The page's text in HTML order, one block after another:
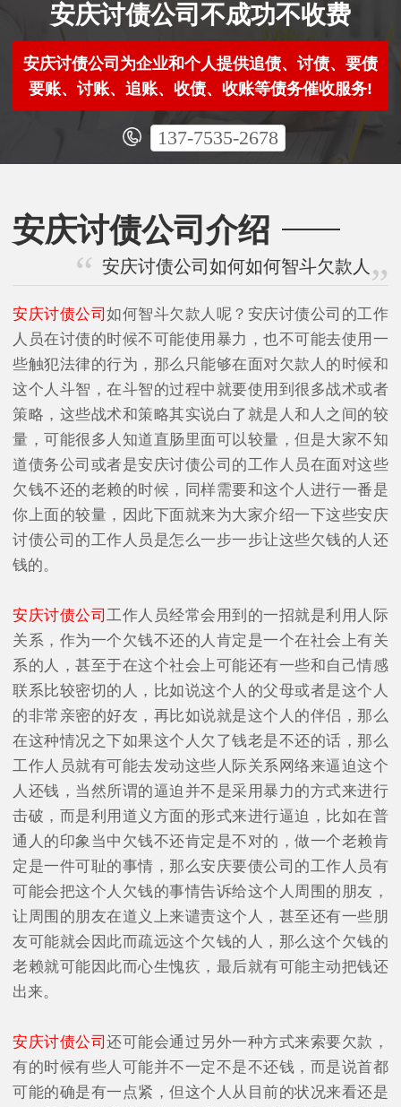
安庆讨债公司不成功不收费
安庆讨债公司为企业和个人提供追债、讨债、要债
要账、讨账、追账、收债、收账等债务催收服务!
137-7535-2678
安庆讨债公司介绍
安庆讨债公司如何如何智斗欠款人
安庆讨债公司如何智斗欠款人呢？安庆讨债公司的工作
人员在讨债的时候不可能使用暴力，也不可能去使用一
些触犯法律的行为，那么只能够在面对欠款人的时候和
这个人斗智，在斗智的过程中就要使用到很多战术或者
策略，这些战术和策略其实说白了就是人和人之间的较
量，可能很多人知道直肠里面可以较量，但是大家不知
道债务公司或者是安庆讨债公司的工作人员在面对这些
欠钱不还的老赖的时候，同样需要和这个人进行一番是
你上面的较量，因此下面就来为大家介绍一下这些安庆
讨债公司的工作人员是怎么一步一步让这些欠钱的人还
钱的。
安庆讨债公司工作人员经常会用到的一招就是利用人际
关系，作为一个欠钱不还的人肯定是一个在社会上有关
系的人，甚至于在这个社会上可能还有一些和自己情感
联系比较密切的人，比如说这个人的父母或者是这个人
的非常亲密的好友，再比如说就是这个人的伴侣，那么
在这种情况之下如果这个人欠了钱老是不还的话，那么
工作人员就有可能去发动这些人际关系网络来逼迫这个
人还钱，当然所谓的逼迫并不是采用暴力的方式来进行
击破，而是利用道义方面的形式来进行逼迫，比如在普
通人的印象当中欠钱不还肯定是不对的，做一个老赖肯
定是一件可耻的事情，那么安庆要债公司的工作人员有
可能会把这个人欠钱的事情告诉给这个人周围的朋友，
让周围的朋友在道义上来谴责这个人，甚至还有一些朋
友可能就会因此而疏远这个欠钱的人，那么这个欠钱的
老赖就可能因此而心生愧疚，最后就有可能主动把钱还
出来。
安庆讨债公司还可能会通过另外一种方式来索要欠款，
有的时候有些人可能并不一定不是不还钱，而是说首都
可能的确是有一点紧，但这个人从目前的状况来看还是